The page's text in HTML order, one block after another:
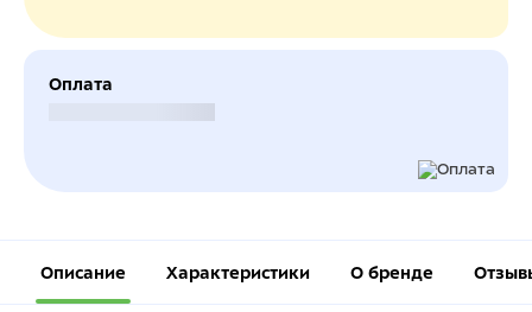
Оплата
Описание Характеристики О бренде